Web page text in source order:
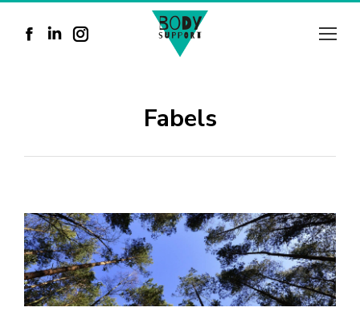
Facebook
LinkedinInstagram
Fabels